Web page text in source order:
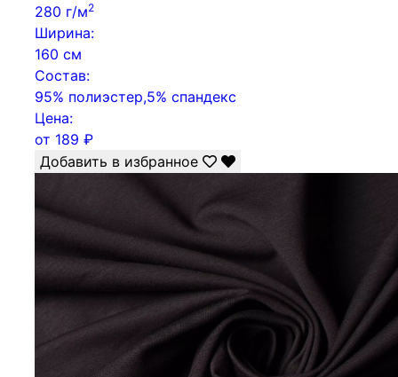
280 г/м2
Ширина:
160 см
Состав:
95% полиэстер,5% спандекс
Цена:
от 189 ₽
Добавить в избранное